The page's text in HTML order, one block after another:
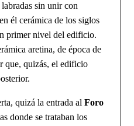
sin unir con
él cerámica de los siglos
primer nivel del edificio.
aretina, de época de
que, quizás, el edificio
quizá la entrada alForo
donde se trataban los